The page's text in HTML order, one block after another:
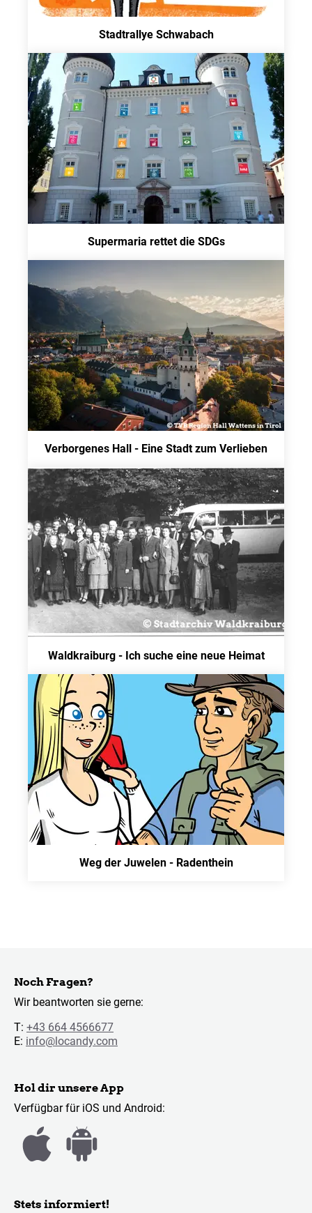
Stadtrallye Schwabach
Supermaria rettet die SDGs
Verborgenes Hall - Eine Stadt zum Verlieben
Waldkraiburg - Ich suche eine neue Heimat
Weg der Juwelen - Radenthein
Noch Fragen?
Wir beantworten sie gerne:
T: +43 664 4566677
E: info@locandy.com
Hol dir unsere App
Verfügbar für iOS und Android:
Stets informiert!